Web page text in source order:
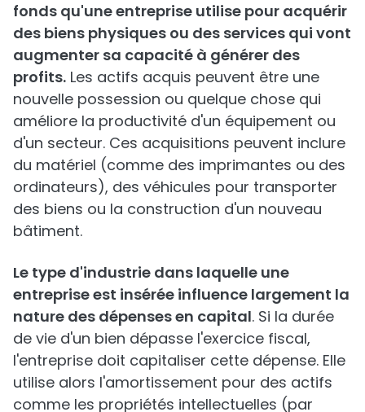
fonds qu'une entreprise utilise pour acquérir
des biens physiques ou des services qui vont
augmenter sa capacité à générer des
profits. Les actifs acquis peuvent être une
nouvelle possession ou quelque chose qui
améliore la productivité d'un équipement ou
d'un secteur. Ces acquisitions peuvent inclure
du matériel (comme des imprimantes ou des
ordinateurs), des véhicules pour transporter
des biens ou la construction d'un nouveau
bâtiment.
Le type d'industrie dans laquelle une
entreprise est insérée influence largement la
nature des dépenses en capital. Si la durée
de vie d'un bien dépasse l'exercice fiscal,
l'entreprise doit capitaliser cette dépense. Elle
utilise alors l'amortissement pour des actifs
comme les propriétés intellectuelles (par